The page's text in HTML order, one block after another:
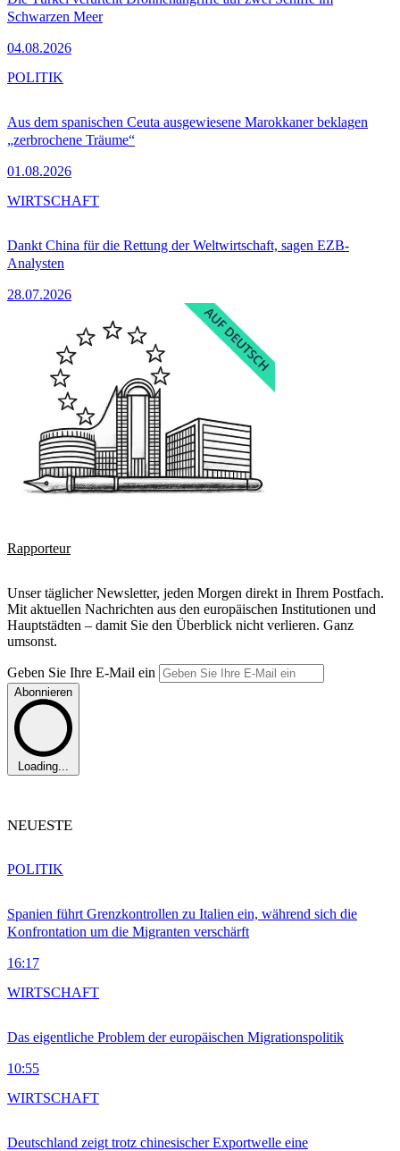
Schwarzen Meer
04.08.2026
Aus dem spanischen Ceuta ausgewiesene Marokkaner beklagen
„zerbrochene Träume“
01.08.2026
POLITIK
Dankt China für die Rettung der Weltwirtschaft, sagen EZB-
Analysten
28.07.2026
WIRTSCHAFT
Rapporteur
Unser täglicher Newsletter, jeden Morgen direkt in Ihrem Postfach.
Mit aktuellen Nachrichten aus den europäischen Institutionen und
Hauptstädten – damit Sie den Überblick nicht verlieren. Ganz
umsonst.
Geben Sie Ihre E-Mail ein
Abonnieren
Loading...
NEUESTE
Spanien führt Grenzkontrollen zu Italien ein, während sich die
Konfrontation um die Migranten verschärft
16:17
POLITIK
Das eigentliche Problem der europäischen Migrationspolitik
10:55
WIRTSCHAFT
Deutschland zeigt trotz chinesischer Exportwelle eine
WIRTSCHAFT